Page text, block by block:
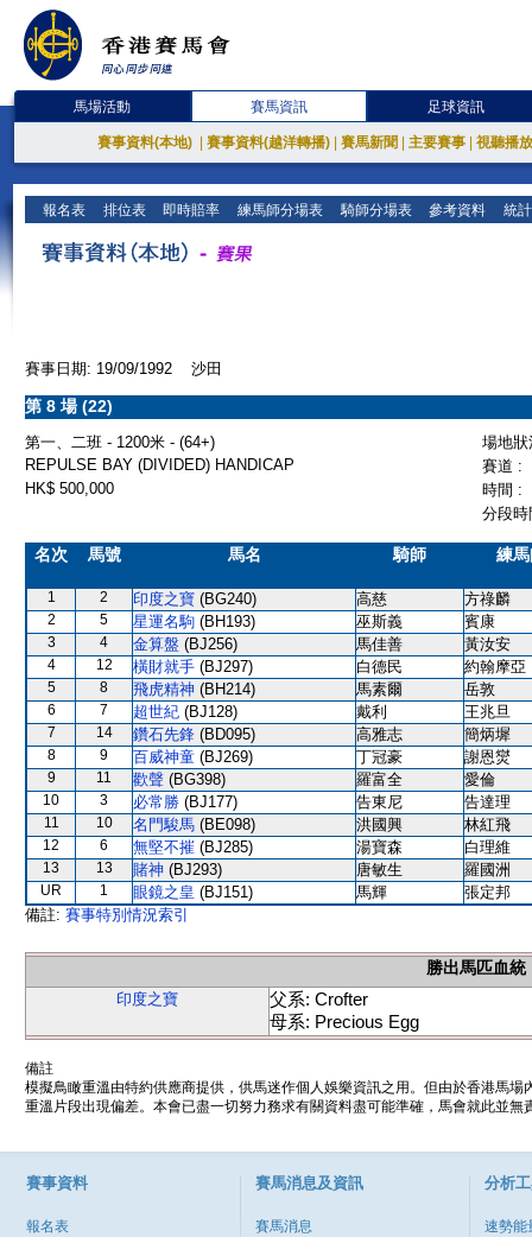
馬場活動 賽馬資訊 足球資訊
賽事資料(本地) 賽事資料(越洋轉播) 賽馬新聞 主要賽事 視聽播
報名表 排位表 即時賠率 練馬師分場表 騎師分場表 參考資料 統
賽事日期: 19/09/1992 沙田
第 8 場 (22)
第一、二班 - 1200米 - (64+)
場地
REPULSE BAY (DIVIDED) HANDICAP
賽道 :
HK$ 500,000
時間 :
分段
名次 馬號 馬名 騎師 練
1 2 印度之寶 (BG240) 高慈 方祿麟
2 5 星運名駒 (BH193) 巫斯義 賓康
3 4 金算盤 (BJ256) 馬佳善 黃汝安
4 12 橫財就手 (BJ297) 白德民 約翰摩亞
5 8 飛虎精神 (BH214) 馬素爾 岳敦
6 7 超世紀 (BJ128) 戴利 王兆旦
7 14 鑽石先鋒 (BD095) 高雅志 簡炳墀
8 9 百威神童 (BJ269) 丁冠豪 謝恩爕
9 11 歡聲 (BG398) 羅富全 愛倫
10 3 必常勝 (BJ177) 告東尼 告達理
11 10 名門駿馬 (BE098) 洪國興 林紅飛
12 6 無堅不摧 (BJ285) 湯寶森 白理維
13 13 賭神 (BJ293) 唐敏生 羅國洲
UR 1 眼鏡之皇 (BJ151) 馬輝
張定邦
備註: 賽事特別情況索引
勝出馬匹血統
印度之寶
父系: Crofter
母系: Precious Egg
備註
模擬鳥瞰重溫由特約供應商提供，供馬迷作個人娛樂資訊之用。但由於香港馬
重溫片段出現偏差。本會已盡一切努力務求有關資料盡可能準確，馬會就此並
賽事資料
報名表
賽馬消息及資訊
賽馬消息
分析
速勢能